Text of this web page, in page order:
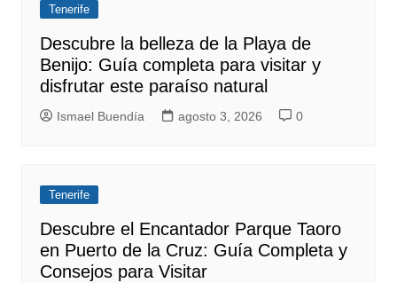
Tenerife
Descubre la belleza de la Playa de
Benijo: Guía completa para visitar y
disfrutar este paraíso natural
Ismael Buendía agosto 3, 2026 0
Tenerife
Descubre el Encantador Parque Taoro
en Puerto de la Cruz: Guía Completa y
Consejos para Visitar